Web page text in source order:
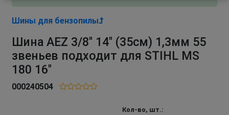
Шины для бензопилы
Шина AEZ 3/8" 14" (35см) 1,3мм 55
звеньев подходит для STIHL MS
180 16"
000240504
Кол-во, шт.: